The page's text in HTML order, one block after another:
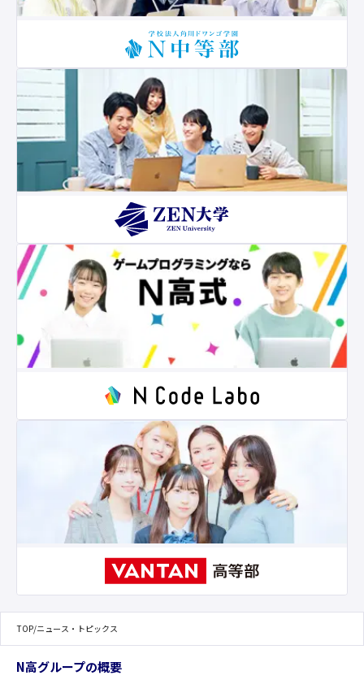
TOP/ニュース・トピックス
N高グループの概要